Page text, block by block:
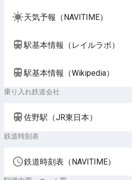
天気予報（NAVITIME）
駅基本情報（レイルラボ）
駅基本情報（Wikipedia）
乗り入れ鉄道会社
佐野駅（JR東日本）
鉄道時刻表
鉄道時刻表（NAVITIME）